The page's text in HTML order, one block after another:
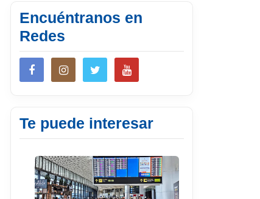
Encuéntranos en
Redes
Te puede interesar